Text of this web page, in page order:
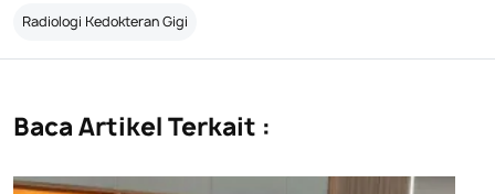
Radiologi Kedokteran Gigi
Baca Artikel Terkait :